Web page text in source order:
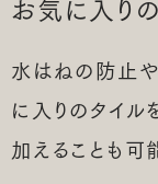
お気に入りの
水はねの防止
に入りのタイル
加えることも可